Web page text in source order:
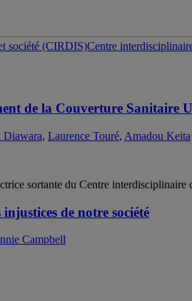
Centre
de la Couverture Sanitaire
Diawara, Laurence Touré, Amadou Keita
sortante du Centre
de notre société
Campbell